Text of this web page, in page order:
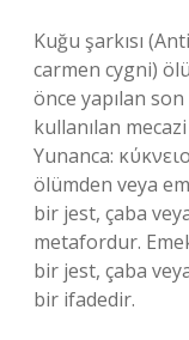
Kuğu şarkısı
carmen cygni)
önce yapılan
kullanılan
Yunanca:
ölümden veya
bir jest, çaba
metafordur.
bir jest, çaba
bir ifadedir.